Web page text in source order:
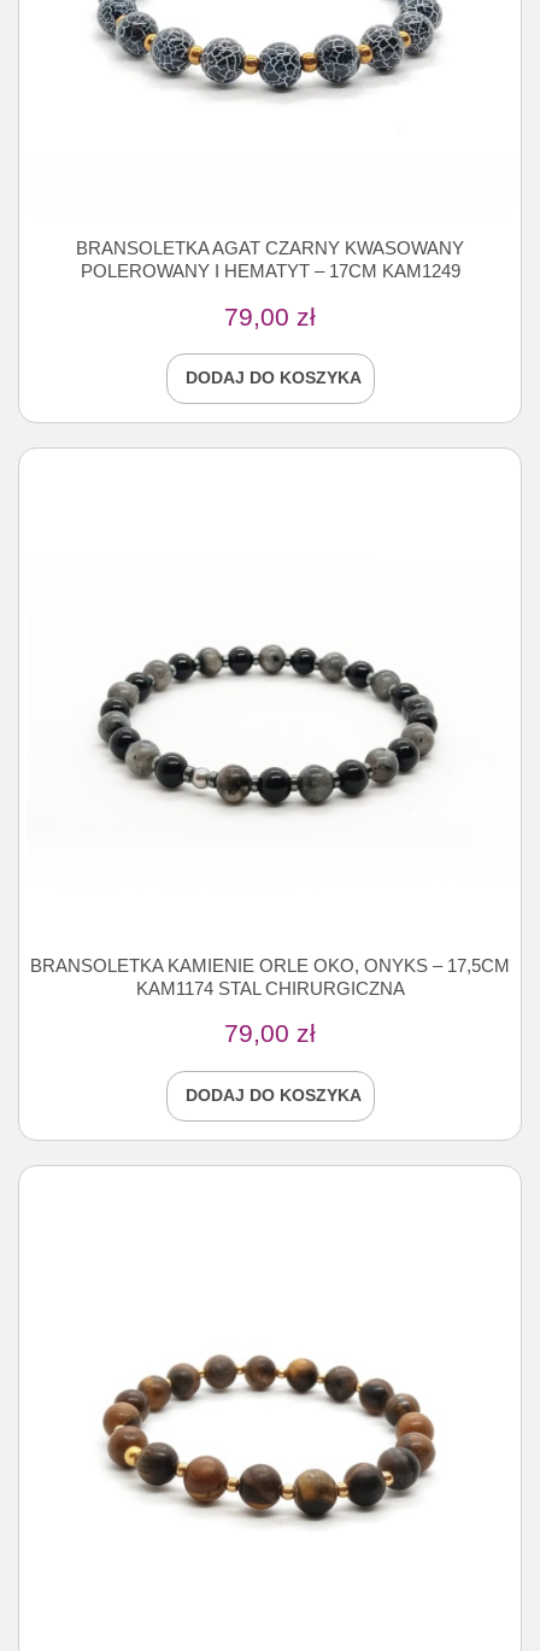
BRANSOLETKA AGAT CZARNY KWASOWANY
POLEROWANY I HEMATYT – 17CM KAM1249
79,00 zł
DODAJ DO KOSZYKA
BRANSOLETKA KAMIENIE ORLE OKO, ONYKS – 17,5CM
KAM1174 STAL CHIRURGICZNA
79,00 zł
DODAJ DO KOSZYKA